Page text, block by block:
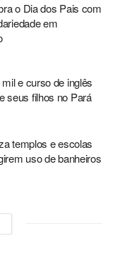
o Dia dos Pais com
em
e curso de inglês
seus filhos no Pará
templos e escolas
uso de banheiros